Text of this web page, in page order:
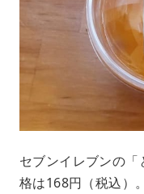
セブンイレブンの
格は168円（税込）。